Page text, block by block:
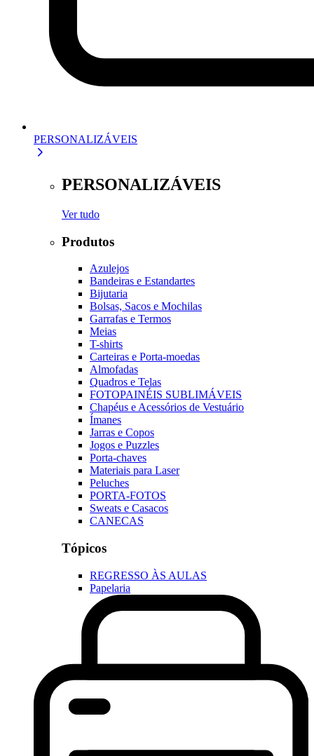
PERSONALIZÁVEIS
PERSONALIZÁVEIS
Ver tudo
Produtos
Azulejos
Bandeiras e Estandartes
Bijutaria
Bolsas, Sacos e Mochilas
Garrafas e Termos
Meias
T-shirts
Carteiras e Porta-moedas
Almofadas
Quadros e Telas
FOTOPAINÉIS SUBLIMÁVEIS
Chapéus e Acessórios de Vestuário
Ímanes
Jarras e Copos
Jogos e Puzzles
Porta-chaves
Materiais para Laser
Peluches
PORTA-FOTOS
Sweats e Casacos
CANECAS
Tópicos
REGRESSO ÀS AULAS
Papelaria